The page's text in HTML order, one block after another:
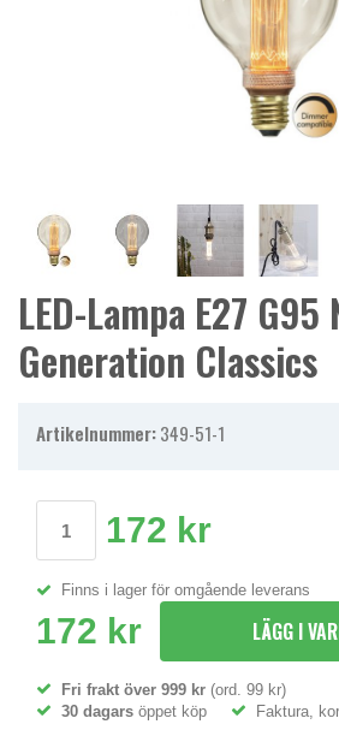
LED-Lampa E27 G95
Generation Classics
Artikelnummer:349-51-1
172 kr
Finns i lager för omgående leverans
172 kr LÄGG I
Fri frakt över 999 kr (ord. 99 kr)
30 dagars öppet köp Faktura,